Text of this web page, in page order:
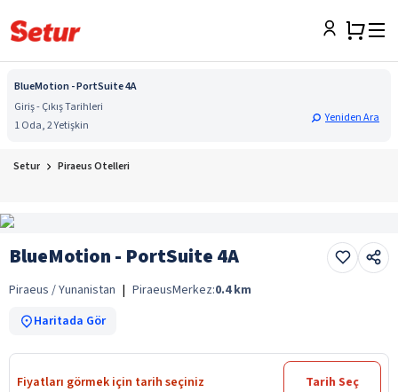
BlueMotion - PortSuite 4A
Giriş - Çıkış Tarihleri
1 Oda, 2 Yetişkin
Yeniden Ara
Setur Piraeus Otelleri
BlueMotion - PortSuite 4A
Piraeus / Yunanistan | PiraeusMerkez:0.4 km
Haritada Gör
Fiyatları görmek için tarih seçiniz Tarih Seç